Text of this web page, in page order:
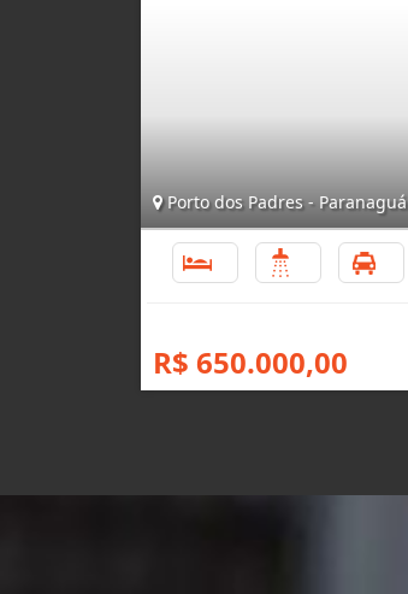
Porto dos Padres - Paranaguá
R$ 650.000,00